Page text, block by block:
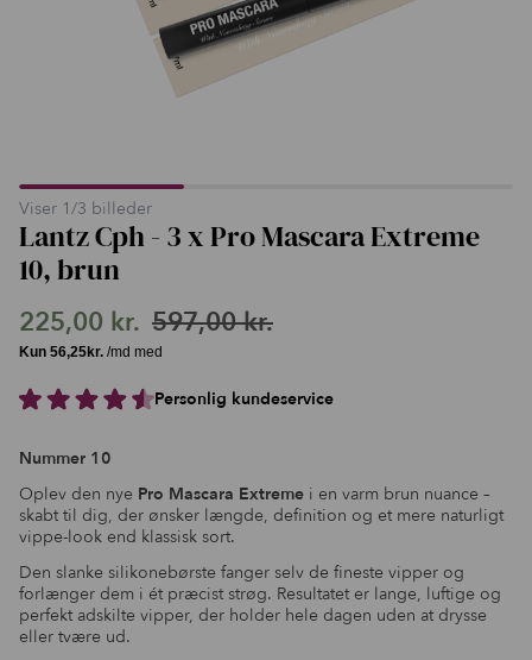
Viser 1/3 billeder
Lantz Cph - 3 x Pro Mascara Extreme
10, brun
597,00kr.
Den
pris
597,00 kr..
225,00 kr.
Den
pris
225,00 kr..
Personlig kundeservice
Nummer 10
Oplev den nye Pro Mascara Extreme i en varm brun nuance –
skabt til dig, der ønsker længde, definition og et mere naturligt
vippe-look end klassisk sort.
Den slanke silikonebørste fanger selv de fineste vipper og
forlænger dem i ét præcist strøg. Resultatet er lange, luftige og
perfekt adskilte vipper, der holder hele dagen uden at drysse
eller tvære ud.